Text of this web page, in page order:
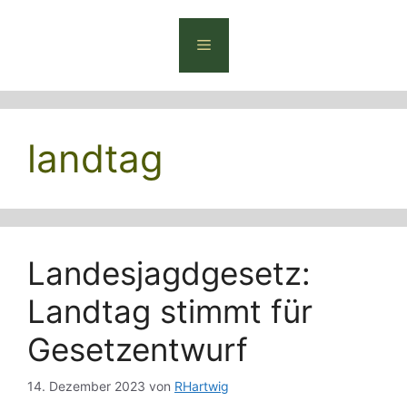
Menü
landtag
Landesjagdgesetz:
Landtag stimmt für
Gesetzentwurf
14. Dezember 2023 von RHartwig